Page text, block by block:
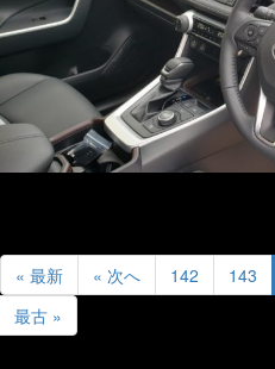
« 最新 « 次へ 142 143
最古 »